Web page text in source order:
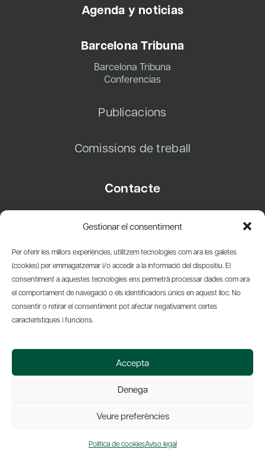
Gestionar el consentiment
Per oferir les millors experiències, utilitzem tecnologies com ara les galetes
(cookies) per emmagatzemar i/o accedir a la informació del dispositiu. El
consentiment a aquestes tecnologies ens permetrà processar dades com ara
el comportament de navegació o els identificadors únics en aquest lloc. No
consentir o retirar el consentiment pot afectar negativament certes
característiques i funcions.
Accepta
Denega
Veure preferències
Política de cookiesAviso legal
Agenda y noticias
Barcelona Tribuna
Barcelona Tribuna
Conferencias
Publicacions
Comissions de treball
Contacte
08003 Barcelona
info@amicsdelpais.com
Suscripció Newsletter
© 2026 Societat Econòmica Barcelonesa d'Amics del País
Web by Ideamatic